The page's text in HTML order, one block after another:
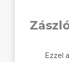
Ezzel